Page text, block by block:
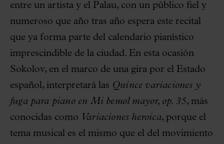
entre un artista y el Palau, con un público fiel y
numeroso que año tras año espera este recital
que ya forma parte del calendario pianístico
imprescindible de la ciudad. En esta ocasión
Sokolov, en el marco de una gira por el Estado
español, interpretará las Quince variaciones y
fuga para piano en Mi bemol mayor, op. 35, más
conocidas como Variaciones heroica, porque el
tema musical es el mismo que el del movimiento